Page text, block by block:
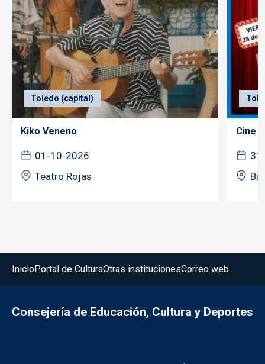
Toledo (capital)
Kiko Veneno
01-10-2026
Teatro Rojas
Cine
Menú del pie
InicioPortal de CulturaOtras institucionesCorreo web
Consejería de Educación, Cultura y Deportes